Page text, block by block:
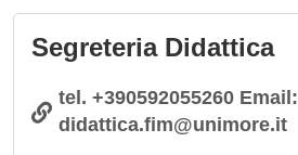
Segreteria Didattica
tel. +390592055260 Email:
didattica.fim@unimore.it